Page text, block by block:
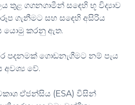
තුළ ගගනගාමීන් සඳෙහි භූ විද්‍යාව
ගැනීමට සහ සඳෙහි අසිරිය
යොමු කරනු ඇත.
පදනමක් ගොඩනැගීමට නම් පැය
අවශ්‍ය වේ.
ඒජන්සිය (ESA) විසින්